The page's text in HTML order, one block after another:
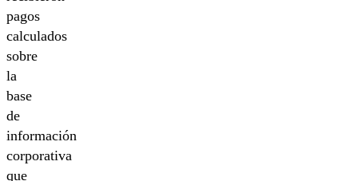
pagos
calculados
sobre
la
base
de
información
corporativa
que